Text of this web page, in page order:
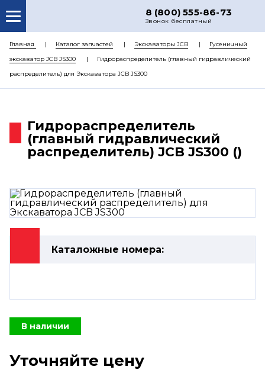
8 (800) 555-86-73
Звонок бесплатный
О НАС
КАТАЛОГ ЗАПЧАСТЕЙ
РЕМОНТ
ЦЕНЫ
КОНТАКТЫ
Главная Каталог запчастей Экскаваторы JCB
Гусеничный
экскаватор JCB JS300
Гидрораспределитель (главный гидравлический
распределитель) для Экскаватора JCB JS300
Гидрораспределитель
(главный гидравлический
распределитель) JCB JS300 ()
Каталожные номера:
В наличии
Уточняйте цену